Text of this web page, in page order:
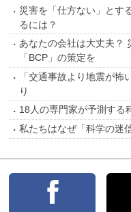
災害を「仕方ない」とす
るには？
あなたの会社は大丈夫？
「BCP」の策定を
「交通事故より地震が
り
18人の専門家が予測する
私たちはなぜ「科学の迷